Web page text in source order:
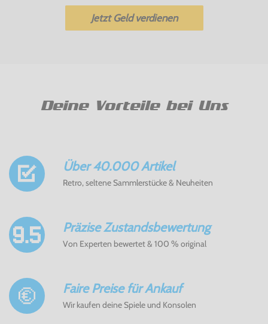
Jetzt Geld verdienen
Deine Vorteile bei Uns
Über 40.000 Artikel
Retro, seltene Sammlerstücke & Neuheiten
Präzise Zustandsbewertung
Von Experten bewertet & 100 % original
Faire Preise für Ankauf
Wir kaufen deine Spiele und Konsolen